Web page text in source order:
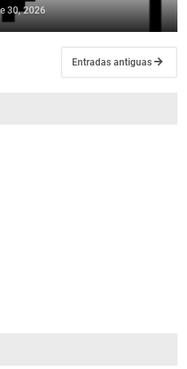
30, 2026
Entradas antiguas